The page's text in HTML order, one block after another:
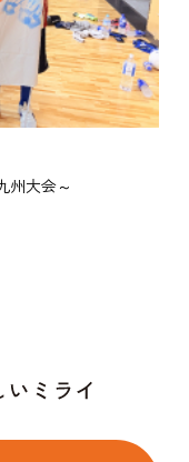
州大会～